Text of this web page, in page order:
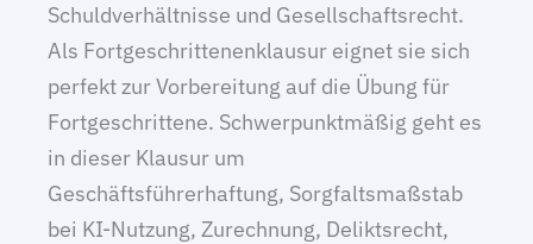
Schuldverhältnisse und Gesellschaftsrecht.
Als Fortgeschrittenenklausur eignet sie sich
perfekt zur Vorbereitung auf die Übung für
Fortgeschrittene. Schwerpunktmäßig geht es
in dieser Klausur um
Geschäftsführerhaftung, Sorgfaltsmaßstab
bei KI-Nutzung, Zurechnung, Deliktsrecht,